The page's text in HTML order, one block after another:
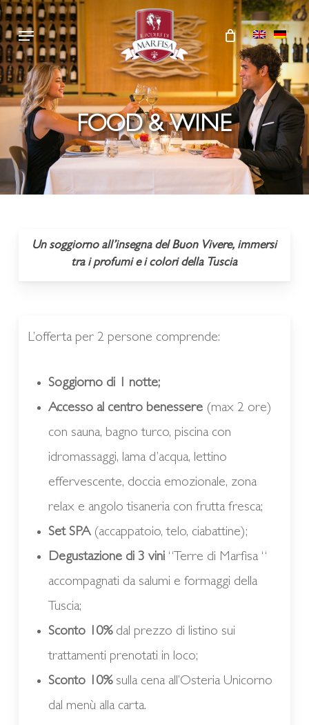
Skip
to
main
content
Menu
FOOD & WINE
Un soggiorno all’insegna del Buon Vivere, immersi
tra i profumi e i colori della Tuscia
L’offerta per 2 persone comprende:
Soggiorno di 1 notte;
Accesso al centro benessere (max 2 ore)
con sauna, bagno turco, piscina con
idromassaggi, lama d’acqua, lettino
effervescente, doccia emozionale, zona
relax e angolo tisaneria con frutta fresca;
Set SPA(accappatoio, telo, ciabattine);
Degustazione di 3 vini “Terre di Marfisa “
accompagnati da salumi e formaggi della
Tuscia;
Sconto 10%dal prezzo di listino sui
trattamenti prenotati in loco;
Sconto 10%sulla cena all’Osteria Unicorno
dal menù alla carta.